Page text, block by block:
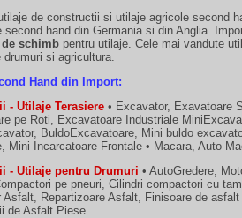
de constructii si utilaje agricole second
second hand din Germania si din Anglia.
de schimb pentru utilaje. Cele mai vandute
si agricultura.
Hand din Import:
- Utilaje Terasiere • Excavator, Exavatoare
pe Roti, Excavatoare Industriale
BuldoExcavatoare, Mini buldo
Mini Incarcatoare Frontale • Macara, Auto
- Utilaje pentru Drumuri • AutoGredere,
pe pneuri, Cilindri compactori cu
Asfalt, Repartizoare Asfalt, Finisoare de
de Asfalt Piese